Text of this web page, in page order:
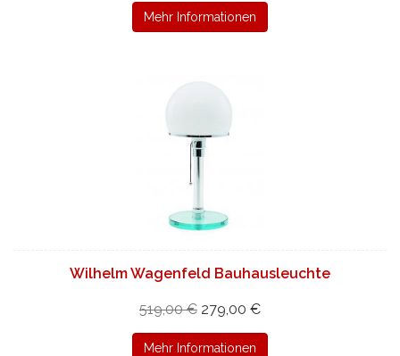
Mehr Informationen
Wilhelm Wagenfeld Bauhausleuchte
519,00 € 279,00 €
Mehr Informationen